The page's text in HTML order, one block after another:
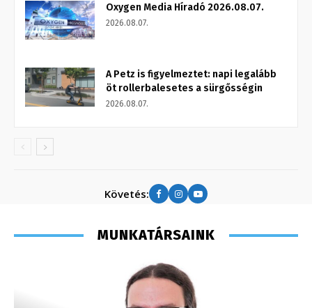
Oxygen Media Híradó 2026.08.07.
2026.08.07.
A Petz is figyelmeztet: napi legalább
öt rollerbalesetes a sürgősségin
2026.08.07.
Követés:
MUNKATÁRSAINK